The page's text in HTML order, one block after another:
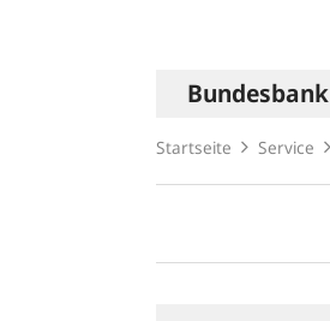
Hauptnavigation
Bundesbank
Startseite Service